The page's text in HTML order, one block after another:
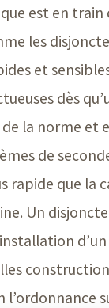
est en train
les
et
dès
la norme et
de
rapide que la
Un
l’ordonnance